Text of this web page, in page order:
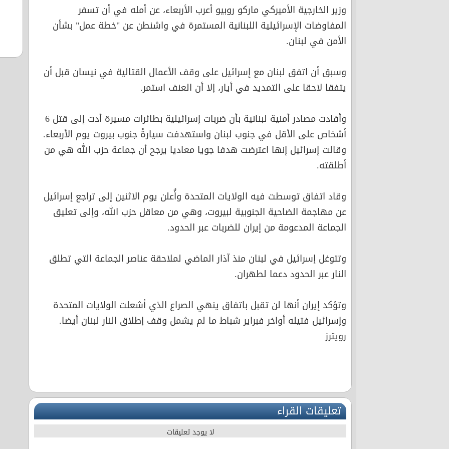
وزير الخارجية الأميركي ماركو روبيو أعرب الأربعاء، عن أمله في أن تسفر
المفاوضات الإسرائيلية اللبنانية المستمرة في واشنطن عن "خطة عمل" بشأن
الأمن في لبنان.
وسبق أن اتفق لبنان مع إسرائيل على وقف الأعمال القتالية في نيسان قبل أن
يتفقا لاحقا على التمديد في أيار، إلا أن العنف استمر.
وأفادت مصادر أمنية لبنانية بأن ضربات إسرائيلية بطائرات مسيرة أدت إلى قتل 6
أشخاص على الأقل في جنوب لبنان واستهدفت سيارةً جنوب بيروت يوم الأربعاء.
وقالت إسرائيل إنها اعترضت هدفا جويا معاديا يرجح أن جماعة حزب الله هي من
أطلقته.
وقاد اتفاق توسطت فيه الولايات المتحدة وأُعلن يوم الاثنين إلى تراجع إسرائيل
عن مهاجمة الضاحية الجنوبية لبيروت، وهي من معاقل حزب الله، وإلى تعليق
الجماعة المدعومة من إيران للضربات عبر الحدود.
وتتوغل إسرائيل في لبنان منذ آذار الماضي لملاحقة عناصر الجماعة التي تطلق
النار عبر الحدود دعما لطهران.
وتؤكد إيران أنها لن تقبل باتفاق ينهي الصراع الذي أشعلت الولايات المتحدة
وإسرائيل فتيله أواخر فبراير شباط ما لم يشمل وقف إطلاق النار لبنان أيضا.
رويترز
تعليقات القراء
لا يوجد تعليقات